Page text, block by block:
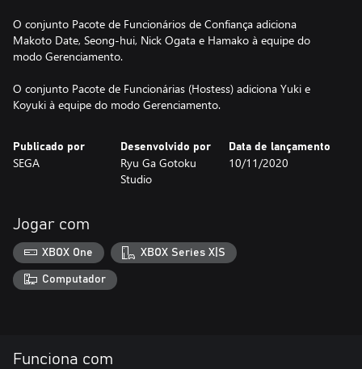
O conjunto Pacote de Funcionários de Confiança adiciona
Makoto Date, Seong-hui, Nick Ogata e Hamako à equipe do
modo Gerenciamento.
O conjunto Pacote de Funcionárias (Hostess) adiciona Yuki e
Koyuki à equipe do modo Gerenciamento.
Publicado por
SEGA
Desenvolvido por
Ryu Ga Gotoku
Studio
Data de lançamento
10/11/2020
Jogar com
XBOX One XBOX Series X|S
Computador
Funciona com